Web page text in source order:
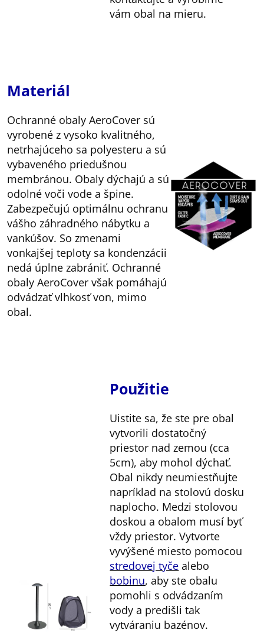
vám obal na mieru.
Materiál
Ochranné obaly AeroCover sú
vyrobené z vysoko kvalitného,
netrhajúceho sa polyesteru a sú
vybaveného priedušnou
membránou. Obaly dýchajú a sú
odolné voči vode a špine.
Zabezpečujú optimálnu ochranu
vášho záhradného nábytku a
vankúšov. So zmenami
vonkajšej teploty sa kondenzácii
nedá úplne zabrániť. Ochranné
obaly AeroCover však pomáhajú
odvádzať vlhkosť von, mimo
obal.
Použitie
Uistite sa, že ste pre obal
vytvorili dostatočný
priestor nad zemou (cca
5cm), aby mohol dýchať.
Obal nikdy neumiestňujte
napríklad na stolovú dosku
naplocho. Medzi stolovou
doskou a obalom musí byť
vždy priestor. Vytvorte
vyvýšené miesto pomocou
stredovej tyče alebo
bobinu, aby ste obalu
pomohli s odvádzaním
vody a predišli tak
vytváraniu bazénov.